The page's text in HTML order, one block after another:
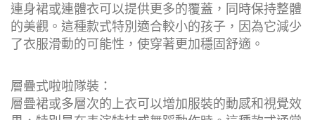
連身裙或連體衣可以提供更多的覆蓋，同時保持整體
的美觀。這種款式特別適合較小的孩子，因為它減少
了衣服滑動的可能性，使穿著更加穩固舒適。
層疊式啦啦隊裝：
層疊裙或多層次的上衣可以增加服裝的動感和視覺效